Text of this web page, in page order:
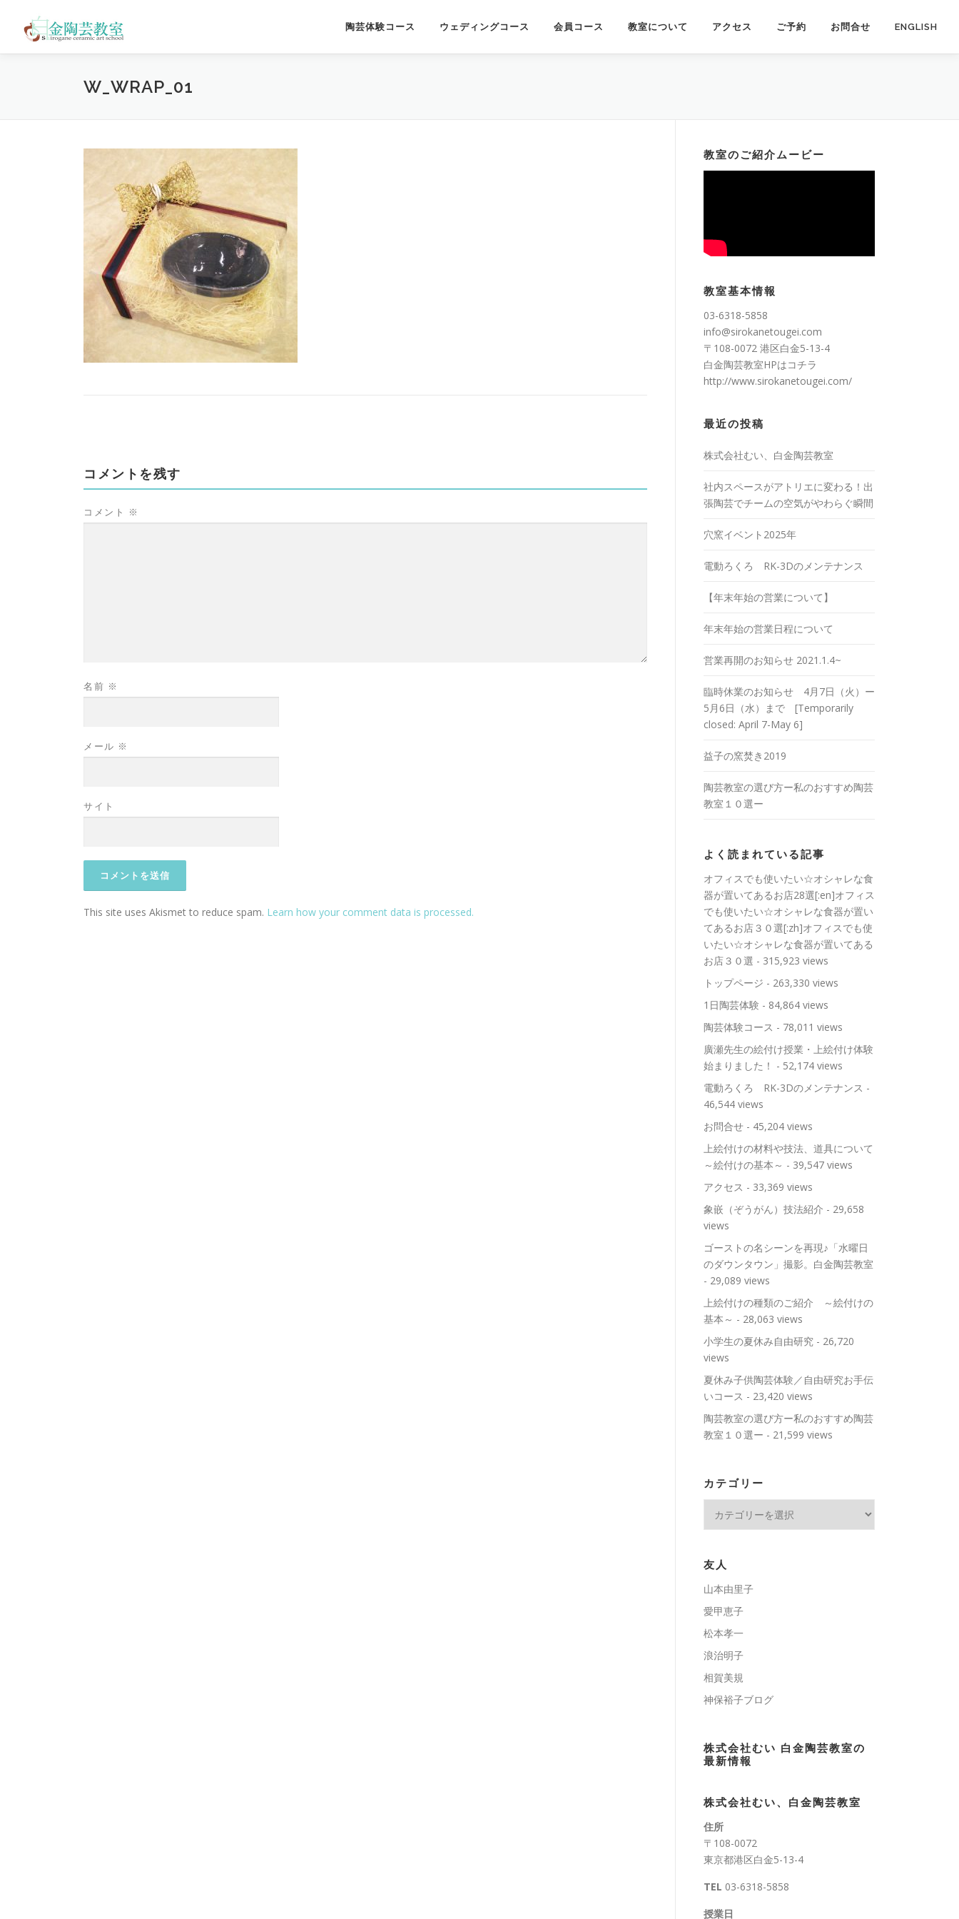
ン
陶芸体験コース ウェディングコース 会員コース 教室について アクセス ご予約 お問合せ ENGLISH
W_WRAP_01
コメントを残す
コメント ※
名前 ※
メール ※
サイト
This site uses Akismet to reduce spam. Learn how your comment data is processed.
教室のご紹介ムービー
教室基本情報
03-6318-5858
info@sirokanetougei.com
〒108-0072 港区白金5-13-4
白金陶芸教室HPはコチラ
http://www.sirokanetougei.com/
最近の投稿
株式会社むい、白金陶芸教室
社内スペースがアトリエに変わる！出
張陶芸でチームの空気がやわらぐ瞬間
穴窯イベント2025年
電動ろくろ RK-3Dのメンテナンス
【年末年始の営業について】
年末年始の営業日程について
営業再開のお知らせ 2021.1.4~
臨時休業のお知らせ 4月7日（火）ー
5月6日（水）まで [Temporarily
closed: April 7-May 6]
益子の窯焚き2019
陶芸教室の選び方ー私のおすすめ陶芸
教室１０選ー
よく読まれている記事
オフィスでも使いたい☆オシャレな食
器が置いてあるお店28選[:en]オフィス
でも使いたい☆オシャレな食器が置い
てあるお店３０選[:zh]オフィスでも使
いたい☆オシャレな食器が置いてある
お店３０選 - 315,923 views
トップページ - 263,330 views
1日陶芸体験 - 84,864 views
陶芸体験コース - 78,011 views
廣瀬先生の絵付け授業・上絵付け体験
始まりました！ - 52,174 views
電動ろくろ RK-3Dのメンテナンス -
46,544 views
お問合せ - 45,204 views
上絵付けの材料や技法、道具について
～絵付けの基本～ - 39,547 views
アクセス - 33,369 views
象嵌（ぞうがん）技法紹介 - 29,658
views
ゴーストの名シーンを再現♪「水曜日
のダウンタウン」撮影。白金陶芸教室
- 29,089 views
上絵付けの種類のご紹介 ～絵付けの
基本～ - 28,063 views
小学生の夏休み自由研究 - 26,720
views
夏休み子供陶芸体験／自由研究お手伝
いコース - 23,420 views
陶芸教室の選び方ー私のおすすめ陶芸
教室１０選ー - 21,599 views
カテゴリー
リ
ー
友人
山本由里子
愛甲恵子
松本孝一
浪治明子
相賀美規
神保裕子ブログ
株式会社むい 白金陶芸教室の
最新情報
株式会社むい、白金陶芸教室
住所
〒108-0072
東京都港区白金5-13-4
TEL 03-6318-5858
授業日